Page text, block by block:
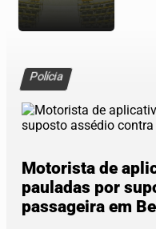
Polícia
Motorista de
pauladas por
passageira em